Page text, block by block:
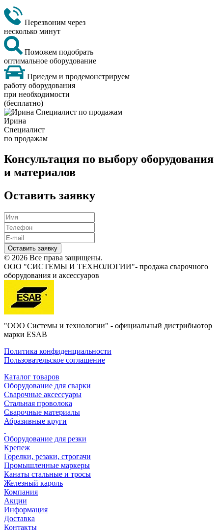
Перезвоним через
несколько минут
Поможем подобрать
оптимальное оборудование
Приедем и продемонстрируем
работу оборудования
при необходимости
(бесплатно)
Ирина
Специалист
по продажам
Консультация по выбору оборудования
и материалов
Оставить заявку
Оставить заявку
© 2026 Все права защищены.
ООО "СИСТЕМЫ И ТЕХНОЛОГИИ"- продажа сварочного
оборудования и аксессуаров
"ООО Системы и технологии" - официальный дистрибьютор
марки ESAB
Политика конфиденциальности
Пользовательское соглашение
Каталог товаров
Оборудование для сварки
Сварочные аксессуары
Стальная проволока
Сварочные материалы
Абразивные круги
Оборудование для резки
Крепеж
Горелки, резаки, строгачи
Промышленные маркеры
Канаты стальные и тросы
Железный кароль
Компания
Акции
Информация
Доставка
Контакты